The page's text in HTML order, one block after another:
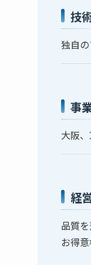
技
独自
事
大阪
経
品質
お得